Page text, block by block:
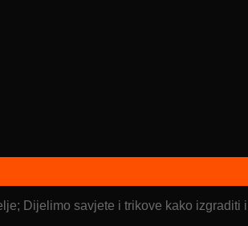
Dijelimo savjete i trikove kako izgraditi